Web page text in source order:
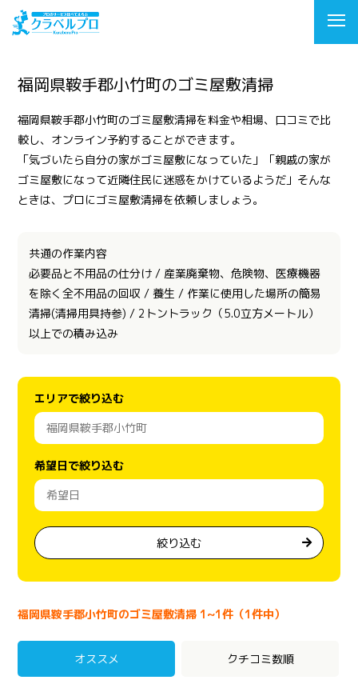
福岡県鞍手郡小竹町のゴミ屋敷清掃
福岡県鞍手郡小竹町のゴミ屋敷清掃を料金や相場、口コミで比
較し、オンライン予約することができます。
「気づいたら自分の家がゴミ屋敷になっていた」「親戚の家が
ゴミ屋敷になって近隣住民に迷惑をかけているようだ」そんな
ときは、プロにゴミ屋敷清掃を依頼しましょう。
共通の作業内容
必要品と不用品の仕分け / 産業廃棄物、危険物、医療機器
を除く全不用品の回収 / 養生 / 作業に使用した場所の簡易
清掃(清掃用具持参) / 2トントラック（5.0立方メートル）
以上での積み込み
エリアで絞り込む
希望日で絞り込む
絞り込む
福岡県鞍手郡小竹町のゴミ屋敷清掃 1~1件（1件中）
オススメ クチコミ数順